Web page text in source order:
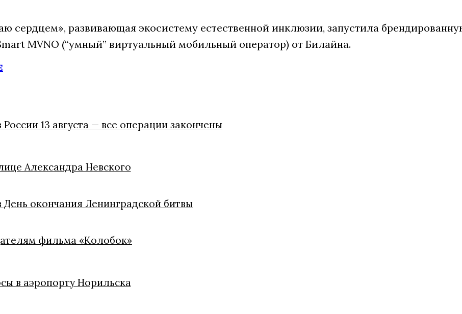
сердцем», развивающая экосистему естественной инклюзии, запустила
MVNO (“умный” виртуальный мобильный оператор) от Билайна.
13 августа — все операции закончены
Александра Невского
окончания Ленинградской битвы
фильма «Колобок»
в аэропорту Норильска